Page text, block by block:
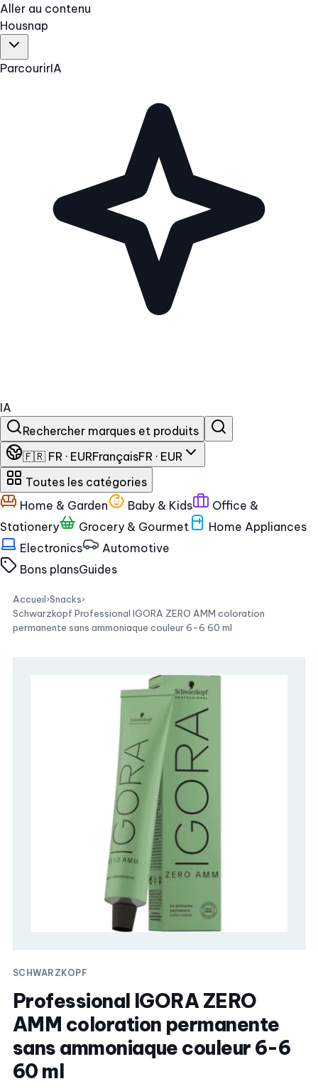
Aller au contenu
Housnap
ParcourirIA
IA
Rechercher marques et produits
🇫🇷 FR · EURFrançaisFR · EUR
Toutes les catégories
Home & Garden
Baby & Kids
Office &
Stationery
Grocery & Gourmet
Home Appliances
Electronics
Automotive
Bons plansGuides
Accueil›Snacks›
Schwarzkopf Professional IGORA ZERO AMM coloration
permanente sans ammoniaque couleur 6-6 60 ml
SCHWARZKOPF
Professional IGORA ZERO
AMM coloration permanente
sans ammoniaque couleur 6-6
60 ml